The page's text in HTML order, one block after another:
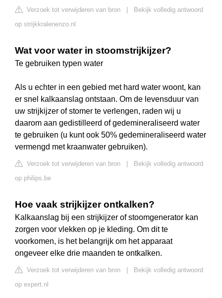
Verzoek tot verwijderen van bron
Bekijk volledig antwoord
op strijkkralenenzo.nl
Wat voor water in stoomstrijkijzer?
Te gebruiken typen water
Als u echter in een gebied met hard water woont, kan
er snel kalkaanslag ontstaan. Om de levensduur van
uw strijkijzer of stomer te verlengen, raden wij u
daarom aan gedistilleerd of gedemineraliseerd water
te gebruiken (u kunt ook 50% gedemineraliseerd water
vermengd met kraanwater gebruiken).
Verzoek tot verwijderen van bron
Bekijk volledig antwoord
op philips.be
Hoe vaak strijkijzer ontkalken?
Kalkaanslag bij een strijkijzer of stoomgenerator kan
zorgen voor vlekken op je kleding. Om dit te
voorkomen, is het belangrijk om het apparaat
ongeveer elke drie maanden te ontkalken.
Verzoek tot verwijderen van bron
Bekijk volledig antwoord
op expert.nl